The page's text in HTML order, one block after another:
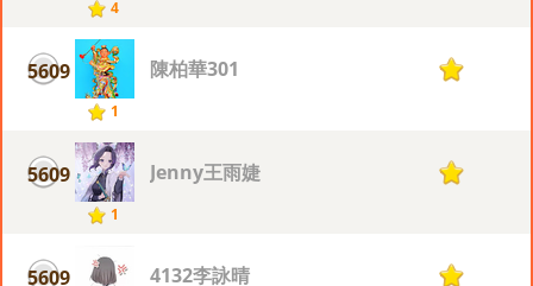
4
5609
1
陳柏華301 1
5609
1
Jenny王雨婕 1
5609 4132李詠晴 1